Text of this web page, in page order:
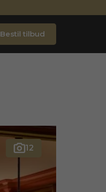
Bestil tilbud
12